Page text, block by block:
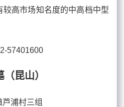
高市场知名度的中高档中型
57401600
昆山）
浦村三组